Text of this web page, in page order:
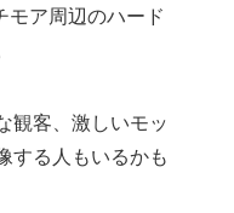
モア周辺のハード
観客、激しいモッ
する人もいるかも